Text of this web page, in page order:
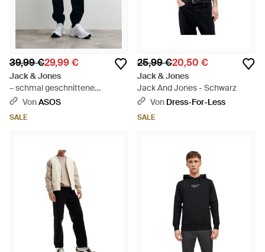
39,99 €29,99 €
Jack & Jones
– schmal geschnittene
cargohose - Schwarz
VonASOS
SALE
25,99 €20,50 €
Jack & Jones
Jack And Jones - Schwarz
Von Dress-For-Less
SALE